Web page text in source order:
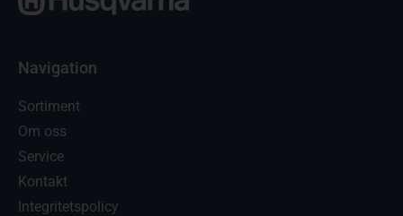
Navigation
Sortiment
Om oss
Service
Kontakt
Integritetspolicy